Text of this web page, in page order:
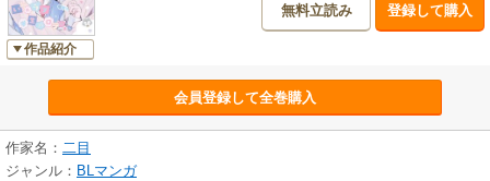
作品紹介
無料立読み 登録して購入
会員登録して全巻購入
作家名： 二目
ジャンル： BLマンガ